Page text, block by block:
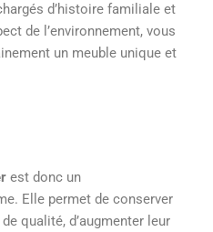
d’histoire familiale et
de l’environnement, vous
un meuble unique et
est donc un
Elle permet de conserver
qualité, d’augmenter leur